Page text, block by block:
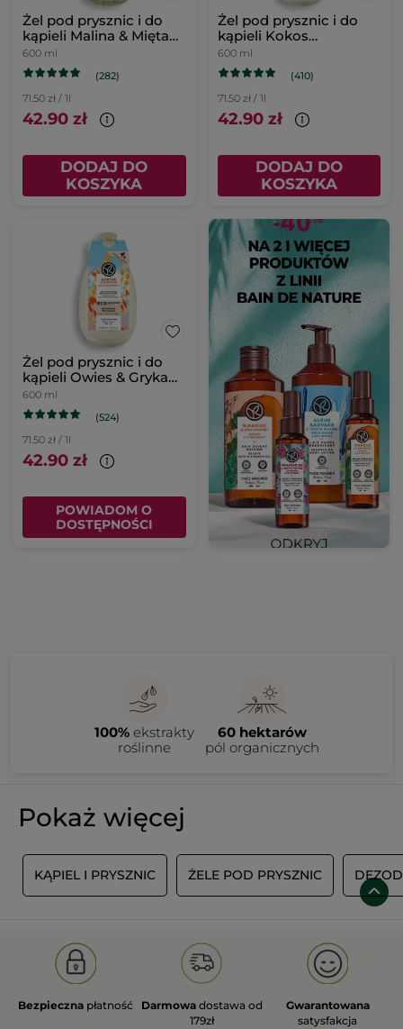
Żel pod prysznic i do
kąpieli Malina & Mięta
uzupełniacz
600 ml
(282)
71.50 zł / 1l
42.90 zł
DODAJ DO
KOSZYKA
Żel pod prysznic i do
kąpieli Kokos
uzupełniacz
600 ml
(410)
71.50 zł / 1l
42.90 zł
DODAJ DO
KOSZYKA
Żel pod prysznic i do
kąpieli Owies & Gryka
uzupełniacz
600 ml
(524)
71.50 zł / 1l
42.90 zł
POWIADOM O
DOSTĘPNOŚCI
100% ekstrakty
roślinne
60 hektarów
pól organicznych
Pokaż więcej
KĄPIEL I PRYSZNIC ŻELE POD PRYSZNIC
Bezpieczna płatność Darmowa dostawa od
179zł
Gwarantowana
satysfakcja